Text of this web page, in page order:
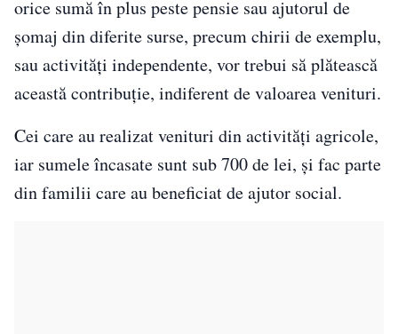
orice sumă în plus peste pensie sau ajutorul de
şomaj din diferite surse, precum chirii de exemplu,
sau activităţi independente, vor trebui să plătească
această contribuţie, indiferent de valoarea venituri.
Cei care au realizat venituri din activităţi agricole,
iar sumele încasate sunt sub 700 de lei, şi fac parte
din familii care au beneficiat de ajutor social.